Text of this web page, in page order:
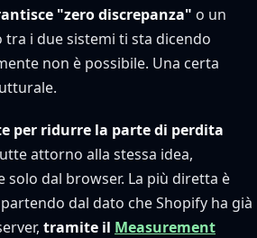
"zero discrepanza" o un
i due sistemi ti sta dicendo
non è possibile. Una certa
per ridurre la parte di perdita
attorno alla stessa idea,
dal browser. La più diretta è
dal dato che Shopify ha già
tramite il Measurement